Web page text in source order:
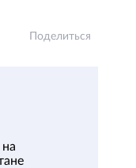
Поделиться